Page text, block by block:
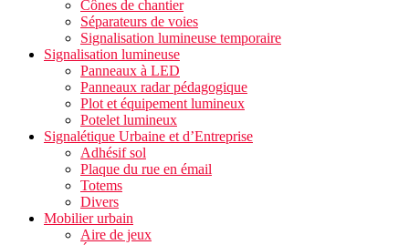
Cônes de chantier
Séparateurs de voies
Signalisation lumineuse temporaire
Signalisation lumineuse
Panneaux à LED
Panneaux radar pédagogique
Plot et équipement lumineux
Potelet lumineux
Signalétique Urbaine et d’Entreprise
Adhésif sol
Plaque du rue en émail
Totems
Divers
Mobilier urbain
Aire de jeux